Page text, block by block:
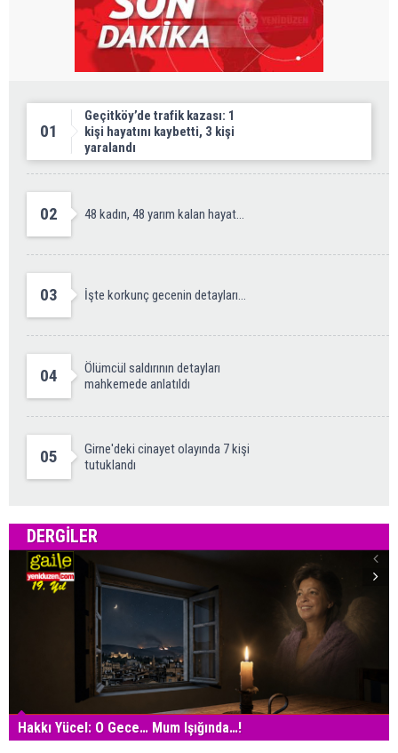
01
Geçitköy’de trafik kazası: 1
kişi hayatını kaybetti, 3 kişi
yaralandı
02 48 kadın, 48 yarım kalan hayat...
03 İşte korkunç gecenin detayları...
04
Ölümcül saldırının detayları
mahkemede anlatıldı
05
Girne'deki cinayet olayında 7 kişi
tutuklandı
DERGILER
Hakkı Yücel: O Gece… Mum Işığında…!